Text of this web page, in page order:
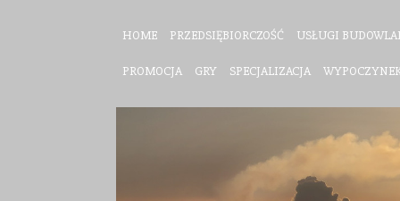
HOME PRZEDSIĘBIORCZOŚĆ USŁUGI
PROMOCJA GRY SPECJALIZACJA